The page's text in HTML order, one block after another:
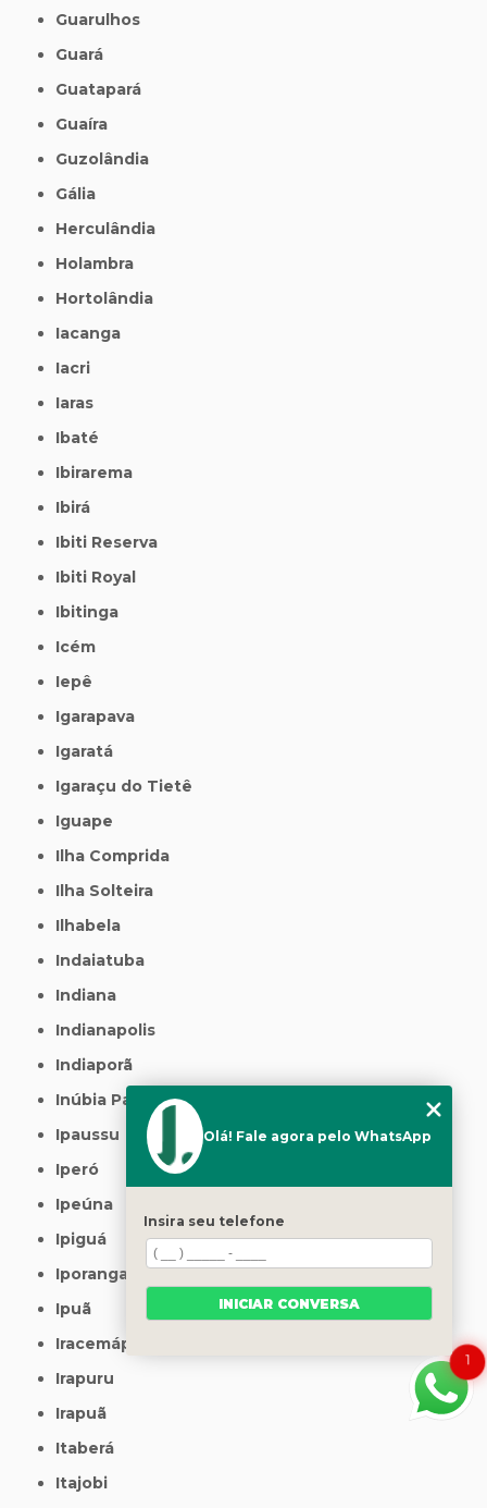
Guarulhos
Guará
Guatapará
Guaíra
Guzolândia
Gália
Herculândia
Holambra
Hortolândia
Iacanga
Iacri
Iaras
Ibaté
Ibirarema
Ibirá
Ibiti Reserva
Ibiti Royal
Ibitinga
Icém
Iepê
Igarapava
Igaratá
Igaraçu do Tietê
Iguape
Ilha Comprida
Ilha Solteira
Ilhabela
Indaiatuba
Indiana
Indianapolis
Indiaporã
Inúbia Paulista
Ipaussu
Iperó
Ipeúna
Ipiguá
Iporanga
Ipuã
Iracemápolis
Irapuru
Irapuã
Itaberá
Itajobi
1
Olá! Fale agora pelo WhatsApp
Insira seu telefone
INICIAR CONVERSA